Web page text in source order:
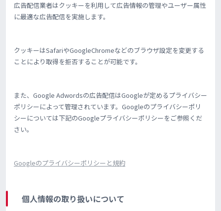
広告配信業者はクッキーを利用して広告情報の管理やユーザー属性
に最適な広告配信を実施します。
クッキーはSafariやGoogleChromeなどのブラウザ設定を変更する
ことにより取得を拒否することが可能です。
また、Google Adwordsの広告配信はGoogleが定めるプライバシー
ポリシーによって管理されています。Googleのプライバシーポリ
シーについては下記のGoogleプライバシーポリシーをご参照くだ
さい。
Googleのプライバシーポリシーと規約
個人情報の取り扱いについて